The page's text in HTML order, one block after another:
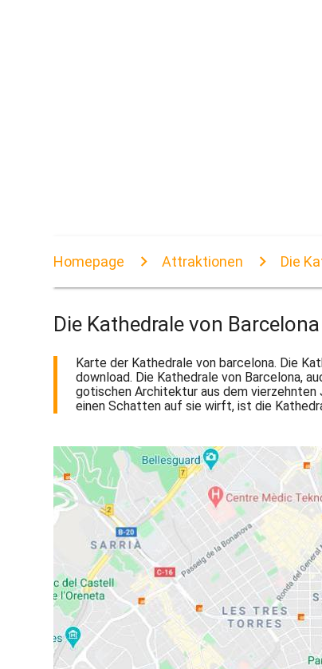
Homepage Attraktionen Die
Die Kathedrale von
Karte der Kathedrale von barcelona. Die
download. Die Kathedrale von Barcelona,
gotischen Architektur aus dem vierzehnten
einen Schatten auf sie wirft, ist die